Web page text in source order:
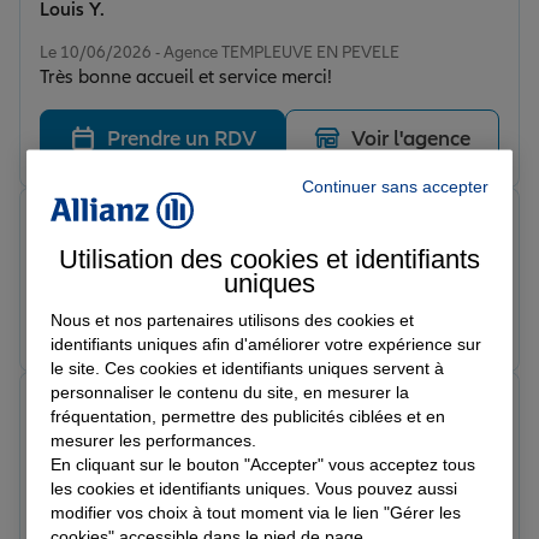
Le 10/06/2026 - Agence TEMPLEUVE EN PEVELE
Très bonne accueil et service merci!
Louis Y.
Prendre un RDV Voir l'agence
Le 08/06/2026 - Agence TEMPLEUVE EN PEVELE
raphael r.
Prendre un RDV Voir l'agence
Note de 5 sur 5
Le 05/06/2026 - Agence TEMPLEUVE EN PEVELE
Super réactif
Bryan T.
Prendre un RDV Voir l'agence
Continuer sans accepter
Utilisation des cookies et identifiants
uniques
Nous et nos partenaires utilisons des cookies et
identifiants uniques afin d'améliorer votre expérience sur
le site. Ces cookies et identifiants uniques servent à
personnaliser le contenu du site, en mesurer la
fréquentation, permettre des publicités ciblées et en
mesurer les performances.
En cliquant sur le bouton "Accepter" vous acceptez tous
les cookies et identifiants uniques. Vous pouvez aussi
modifier vos choix à tout moment via le lien "Gérer les